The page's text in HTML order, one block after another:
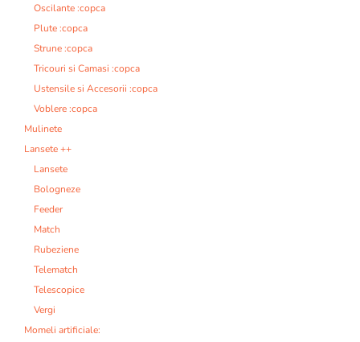
Oscilante :copca
Plute :copca
Strune :copca
Tricouri si Camasi :copca
Ustensile si Accesorii :copca
Voblere :copca
Mulinete
Lansete ++
Lansete
Bologneze
Feeder
Match
Rubeziene
Telematch
Telescopice
Vergi
Momeli artificiale: